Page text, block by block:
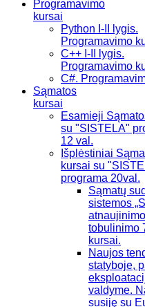
Programavimo
kursai
Python I-II lygis.
Programavimo
C++ I-II lygis.
Programavimo
C#.
Sąmatos
kursai
Esamieji
su "SISTELA"
12 val.
Išplėstiniai
kursai su
programa 20val.
Sąmatų
sistemos
tobulinimo
kursai.
Naujos
statyboje,
valdyme.
susiję su